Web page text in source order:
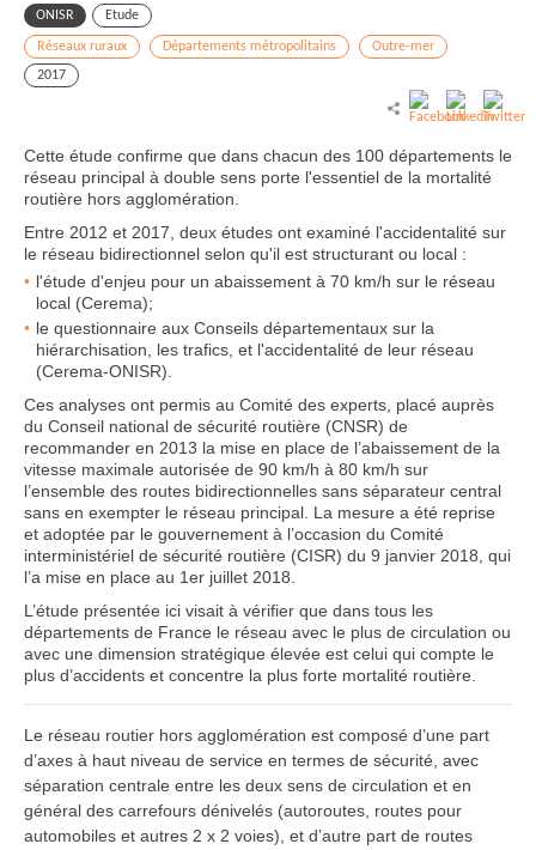
ONISR Etude
Réseaux ruraux Départements métropolitains
Outre-mer
2017
Cette étude confirme que dans chacun des 100 départements le
réseau principal à double sens porte l'essentiel de la mortalité
routière hors agglomération.
Entre 2012 et 2017, deux études ont examiné l'accidentalité sur
le réseau bidirectionnel selon qu'il est structurant ou local :
l'étude d'enjeu pour un abaissement à 70 km/h sur le réseau
local (Cerema);
le questionnaire aux Conseils départementaux sur la
hiérarchisation, les trafics, et l'accidentalité de leur réseau
(Cerema-ONISR).
Ces analyses ont permis au Comité des experts, placé auprès
du Conseil national de sécurité routière (CNSR) de
recommander en 2013 la mise en place de l’abaissement de la
vitesse maximale autorisée de 90 km/h à 80 km/h sur
l’ensemble des routes bidirectionnelles sans séparateur central
sans en exempter le réseau principal. La mesure a été reprise
et adoptée par le gouvernement à l’occasion du Comité
interministériel de sécurité routière (CISR) du 9 janvier 2018, qui
l’a mise en place au 1er juillet 2018.
L’étude présentée ici visait à vérifier que dans tous les
départements de France le réseau avec le plus de circulation ou
avec une dimension stratégique élevée est celui qui compte le
plus d’accidents et concentre la plus forte mortalité routière.
Le réseau routier hors agglomération est composé d’une part
d’axes à haut niveau de service en termes de sécurité, avec
séparation centrale entre les deux sens de circulation et en
général des carrefours dénivelés (autoroutes, routes pour
automobiles et autres 2 x 2 voies), et d’autre part de routes